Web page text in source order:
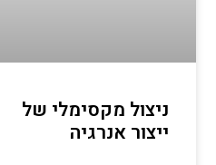
ניצול מקסימלי של
ייצור אנרגיה